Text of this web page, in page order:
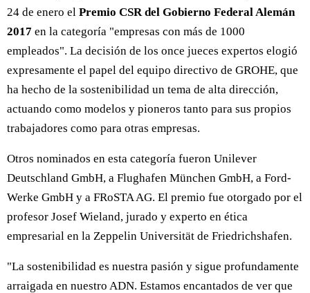
24 de enero el Premio CSR del Gobierno Federal Alemán
2017 en la categoría "empresas con más de 1000
empleados". La decisión de los once jueces expertos elogió
expresamente el papel del equipo directivo de GROHE, que
ha hecho de la sostenibilidad un tema de alta dirección,
actuando como modelos y pioneros tanto para sus propios
trabajadores como para otras empresas.
Otros nominados en esta categoría fueron Unilever
Deutschland GmbH, a Flughafen München GmbH, a Ford-
Werke GmbH y a FRoSTA AG. El premio fue otorgado por el
profesor Josef Wieland, jurado y experto en ética
empresarial en la Zeppelin Universität de Friedrichshafen.
"La sostenibilidad es nuestra pasión y sigue profundamente
arraigada en nuestro ADN. Estamos encantados de ver que